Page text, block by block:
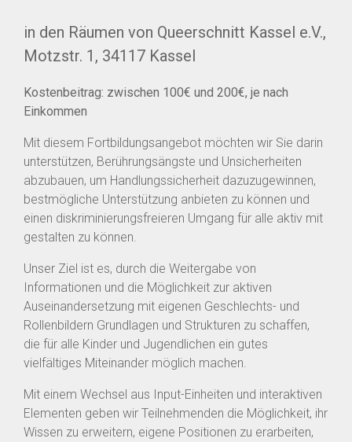
in den Räumen von Queerschnitt Kassel e.V.,
Motzstr. 1, 34117 Kassel
Kostenbeitrag: zwischen 100€ und 200€, je nach
Einkommen
Mit diesem Fortbildungsangebot möchten wir Sie darin
unterstützen, Berührungsängste und Unsicherheiten
abzubauen, um Handlungssicherheit dazuzugewinnen,
bestmögliche Unterstützung anbieten zu können und
einen diskriminierungsfreieren Umgang für alle aktiv mit
gestalten zu können.
Unser Ziel ist es, durch die Weitergabe von
Informationen und die Möglichkeit zur aktiven
Auseinandersetzung mit eigenen Geschlechts- und
Rollenbildern Grundlagen und Strukturen zu schaffen,
die für alle Kinder und Jugendlichen ein gutes
vielfältiges Miteinander möglich machen.
Mit einem Wechsel aus Input-Einheiten und interaktiven
Elementen geben wir Teilnehmenden die Möglichkeit, ihr
Wissen zu erweitern, eigene Positionen zu erarbeiten,